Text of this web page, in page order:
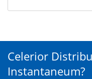
Celerior
Instantaneum?